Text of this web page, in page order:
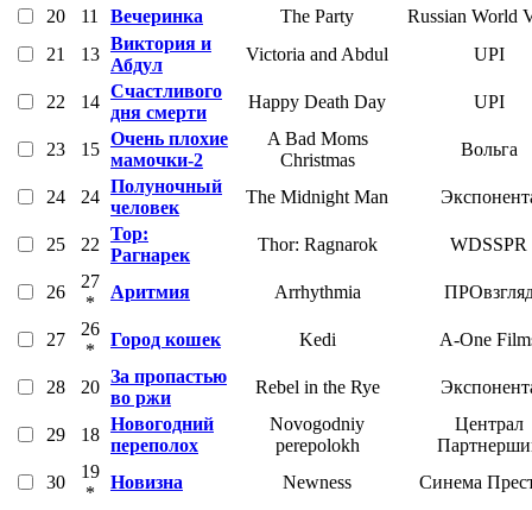
20
11 Вечеринка The Party
Russian World
21
13
Виктория и
Абдул
Victoria and Abdul UPI
22 14
Счастливого
дня смерти
Happy Death Day UPI
23 15
Очень плохие
мамочки-2
A Bad Moms
Christmas
Вольга
24 24
Полуночный
человек
The Midnight Man
25 22
Тор:
Рагнарек
Thor: Ragnarok WDSSPR
26
27
*
Аритмия Arrhythmia
27
26
*
Город кошек Kedi A-One
28 20
За пропастью
во ржи
Rebel in the Rye
29 18
Новогодний
переполох
Novogodniy
perepolokh
Централ
30
19
*
Новизна Newness
Синема